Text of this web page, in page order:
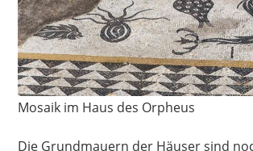
Mosaik im Haus des Orpheus
Die Grundmauern der Häuser sind